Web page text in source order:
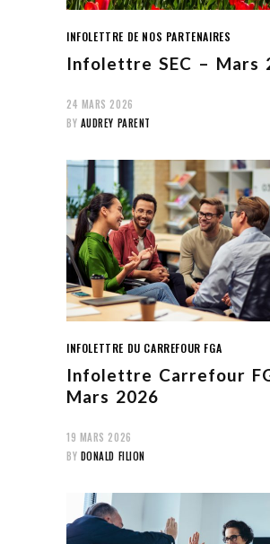
INFOLETTRE DE NOS PARTENAIRES
Infolettre SEC – Mars
24 MARS 2026
BY AUDREY PARENT
INFOLETTRE DU CARREFOUR FGA
Infolettre Carrefour
Mars 2026
19 MARS 2026
BY DONALD FILION